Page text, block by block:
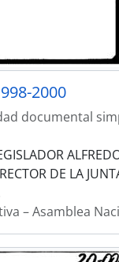
2000
documental
DE LA
– Asamblea